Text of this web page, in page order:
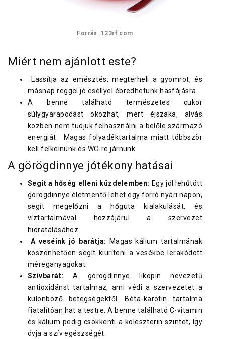
Forrás: 123rf.com
Miért nem ajánlott este?
Lassítja az emésztés, megterheli a gyomrot, és
másnap reggel jó eséllyel ébredhetünk hasfájásra
A benne található természetes cukor
súlygyarapodást okozhat, mert éjszaka, alvás
közben nem tudjuk felhasználni a belőle származó
energiát. Magas folyadéktartalma miatt többször
kell felkelnünk és WC-re járnunk.
A görögdinnye jótékony hatásai
Segít a hőség elleni küzdelemben: Egy jól lehűtött
görögdinnye életmentő lehet egy forró nyári napon,
segít megelőzni a hőguta kialakulását, és
víztartalmával hozzájárul a szervezet
hidratálásához.
A veséink jó barátja:
Magas kálium tartalmának
köszönhetően segít kiüríteni a vesékbe lerakódott
méreganyagokat.
Szívbarát: A görögdinnye likopin nevezetű
antioxidánst tartalmaz, ami védi a szervezetet a
különböző betegségektől. Béta-karotin tartalma
fiatalítóan hat a testre. A benne található C-vitamin
és kálium pedig csökkenti a koleszterin szintet, így
óvja a szív egészségét.